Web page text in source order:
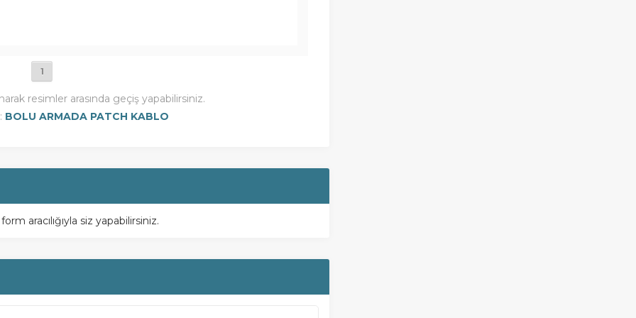
1
resimler arasında geçiş yapabilirsiniz.
BOLU ARMADA PATCH KABLO
aracılığıyla siz yapabilirsiniz.